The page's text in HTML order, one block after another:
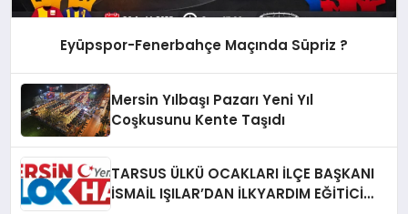
Eyüpspor-Fenerbahçe Maçında Süpriz ?
Mersin Yılbaşı Pazarı Yeni Yıl
Coşkusunu Kente Taşıdı
TARSUS ÜLKÜ OCAKLARI İLÇE BAŞKANI
İSMAİL IŞILAR’DAN İLKYARDIM EĞİTİCİ